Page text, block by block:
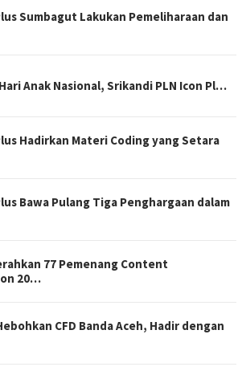
Sumbagut Lakukan Pemeliharaan dan
Anak Nasional, Srikandi PLN Icon Pl…
Hadirkan Materi Coding yang Setara
Bawa Pulang Tiga Penghargaan dalam
77 Pemenang Content
20…
CFD Banda Aceh, Hadir dengan